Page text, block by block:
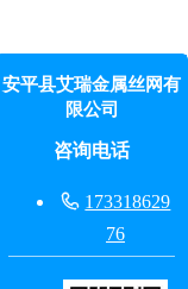
安平县艾瑞金属丝网有
限公司
咨询电话
 173318629
76